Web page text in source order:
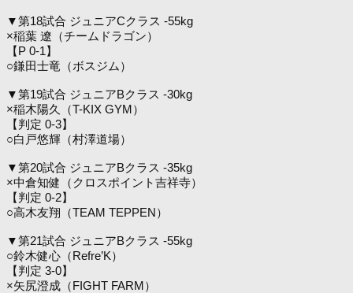
▼第18試合 ジュニアCクラス -55kg
×稲葉 遼（チームドラゴン）
【P 0-1】
○鎌田士竜（ボスジム）
▼第19試合 ジュニアBクラス -30kg
×稲木陽久（T-KIX GYM）
【判定 0-3】
○白戸悠輝（村澤道場）
▼第20試合 ジュニアBクラス -35kg
×中倉知健（クロスポイント吉祥寺）
【判定 0-2】
○高木友翔（TEAM TEPPEN）
▼第21試合 ジュニアBクラス -55kg
○鈴木健心（Refre’K）
【判定 3-0】
×矢尻澄成（FIGHT FARM）